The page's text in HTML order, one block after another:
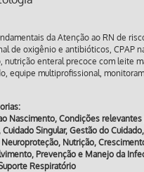
da Atenção ao RN de
de oxigênio e antibióticos, CPAP
nutrição enteral precoce com leite
equipe multiprofissional,
Nascimento, Condições relevantes
Cuidado Singular, Gestão do Cuidado,
Neuroproteção, Nutrição,
, Prevenção e Manejo da
Respiratório